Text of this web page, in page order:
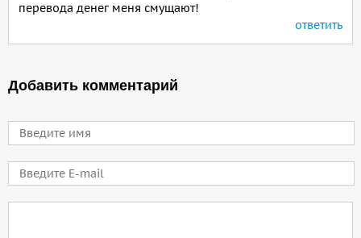
перевода денег меня смущают!
ответить
Добавить комментарий
Имя
E-mail